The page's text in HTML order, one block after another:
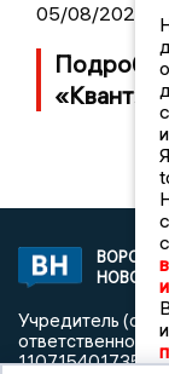
05/08/2026
«Квант»
Учредитель
1107154017354)